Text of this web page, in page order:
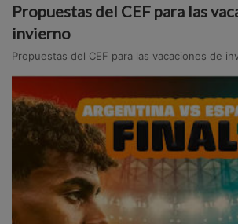
Propuestas del CEF para las
invierno
Propuestas del CEF para las vacaciones de